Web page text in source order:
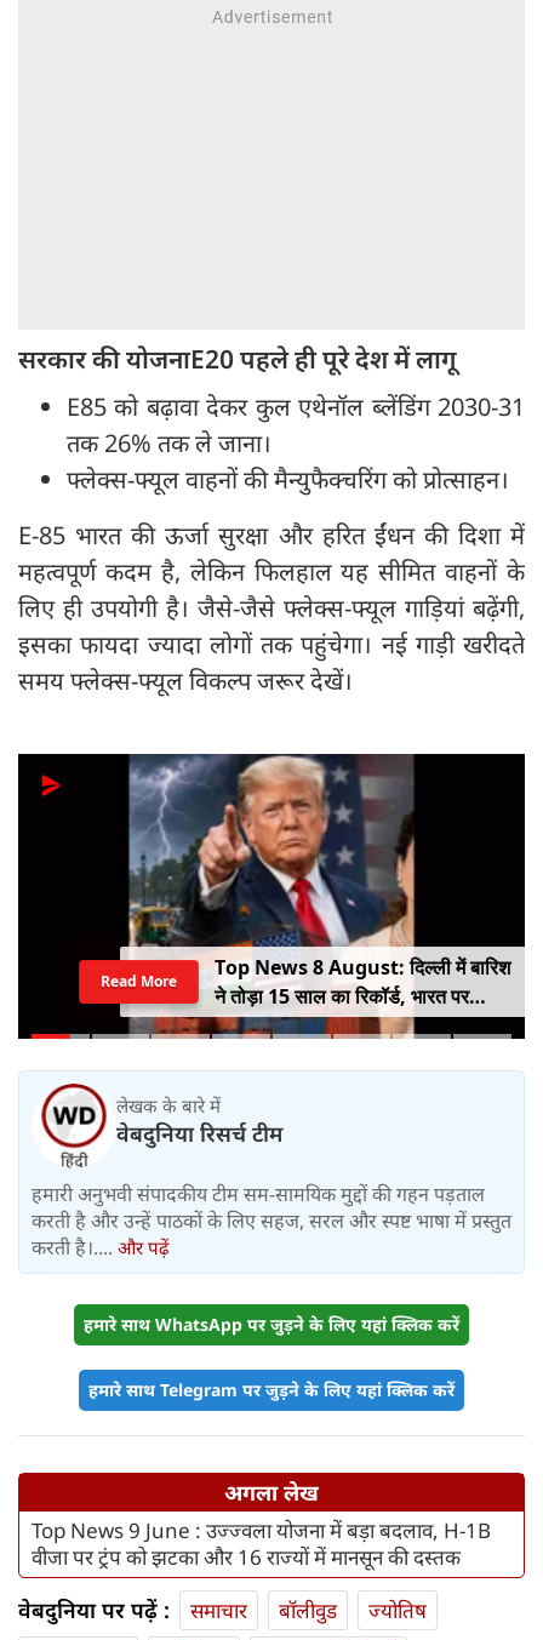
सरकार की योजनाE20 पहले ही पूरे देश में लागू
E85 को बढ़ावा देकर कुल एथेनॉल ब्लेंडिंग 2030-31
तक 26% तक ले जाना।
फ्लेक्स-फ्यूल वाहनों की मैन्युफैक्चरिंग को प्रोत्साहन।
E-85 भारत की ऊर्जा सुरक्षा और हरित ईंधन की दिशा में
महत्वपूर्ण कदम है, लेकिन फिलहाल यह सीमित वाहनों के
लिए ही उपयोगी है। जैसे-जैसे फ्लेक्स-फ्यूल गाड़ियां बढ़ेंगी,
इसका फायदा ज्यादा लोगों तक पहुंचेगा। नई गाड़ी खरीदते
समय फ्लेक्स-फ्यूल विकल्प जरूर देखें।
Top News 8 August: दिल्ली में बारिश
ने तोड़ा 15 साल का रिकॉर्ड, भारत पर
100% टैरिफ का खतरा; Gen Z पर कंगना
Read More
लेखक के बारे में
वेबदुनिया रिसर्च टीम
हमारी अनुभवी संपादकीय टीम सम-सामयिक मुद्दों की गहन पड़ताल
करती है और उन्हें पाठकों के लिए सहज, सरल और स्पष्ट भाषा में प्रस्तुत
करती है।.... और पढ़ें
हमारे साथ WhatsApp पर जुड़ने के लिए यहां क्लिक करें
हमारे साथ Telegram पर जुड़ने के लिए यहां क्लिक करें
अगला लेख
Top News 9 June : उज्ज्वला योजना में बड़ा बदलाव, H-1B
वीजा पर ट्रंप को झटका और 16 राज्यों में मानसून की दस्तक
वेबदुनिया पर पढ़ें : समाचार बॉलीवुड
ज्योतिष